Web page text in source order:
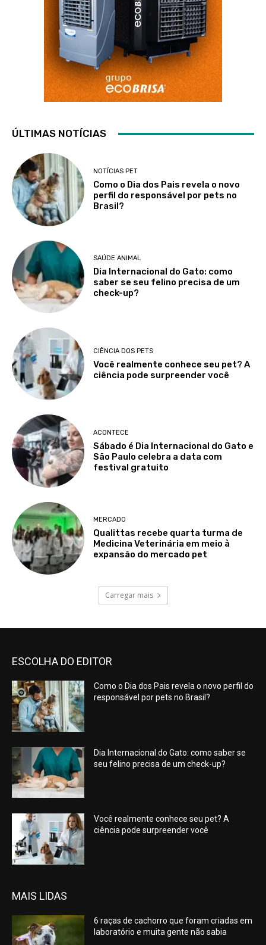
ÚLTIMAS NOTÍCIAS
NOTÍCIAS PET
Como o Dia dos Pais revela o novo
perfil do responsável por pets no
Brasil?
SAÚDE ANIMAL
Dia Internacional do Gato: como
saber se seu felino precisa de um
check-up?
CIÊNCIA DOS PETS
Você realmente conhece seu pet? A
ciência pode surpreender você
ACONTECE
Sábado é Dia Internacional do Gato e
São Paulo celebra a data com
festival gratuito
MERCADO
Qualittas recebe quarta turma de
Medicina Veterinária em meio à
expansão do mercado pet
Carregar mais
ESCOLHA DO EDITOR
Como o Dia dos Pais revela o novo perfil do
responsável por pets no Brasil?
Dia Internacional do Gato: como saber se
seu felino precisa de um check-up?
Você realmente conhece seu pet? A
ciência pode surpreender você
MAIS LIDAS
6 raças de cachorro que foram criadas em
laboratório e muita gente não sabia